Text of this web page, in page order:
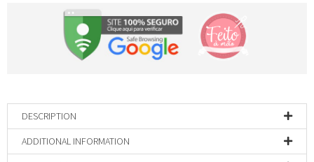
DESCRIPTION
ADDITIONAL INFORMATION